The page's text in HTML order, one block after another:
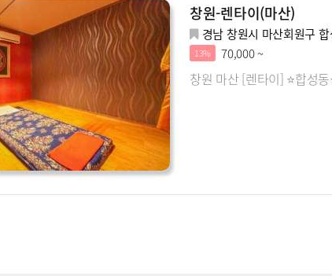
창원-렌타이(마산)
경남 창원시 마산회원구
13% 70,000 ~
창원 마산 [렌타이] ⭐합성